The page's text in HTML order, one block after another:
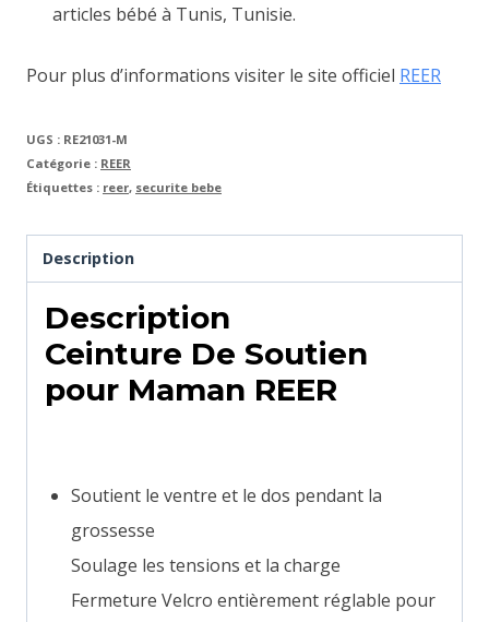
articles bébé à Tunis, Tunisie.
Pour plus d’informations visiter le site officiel REER
UGS : RE21031-M
Catégorie : REER
Étiquettes : reer, securite bebe
Description
Description
Ceinture De Soutien
pour Maman REER
Soutient le ventre et le dos pendant la
grossesse
Soulage les tensions et la charge
Fermeture Velcro entièrement réglable pour